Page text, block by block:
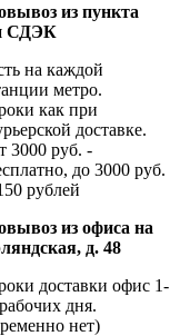
из пункта
СДЭК
на каждой
метро.
как при
доставке.
3000 руб. -
до 3000 руб.
рублей
из офиса на
д. 48
доставки офис 1-
дня.
нет)